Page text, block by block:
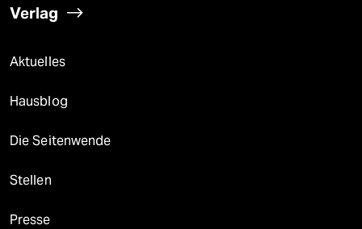
Verlag
Aktuelles
Hausblog
Die Seitenwende
Stellen
Presse